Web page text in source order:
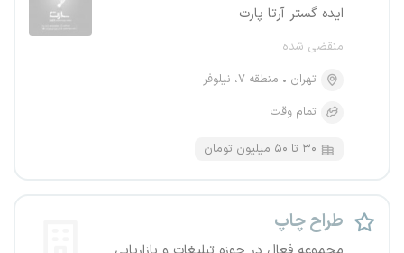
ایده گستر آرتا پارت
منقضی شده
تهران
منطقه ۷، نیلوفر
تمام وقت
۳۰ تا ۵۰ میلیون تومان
طراح چاپ